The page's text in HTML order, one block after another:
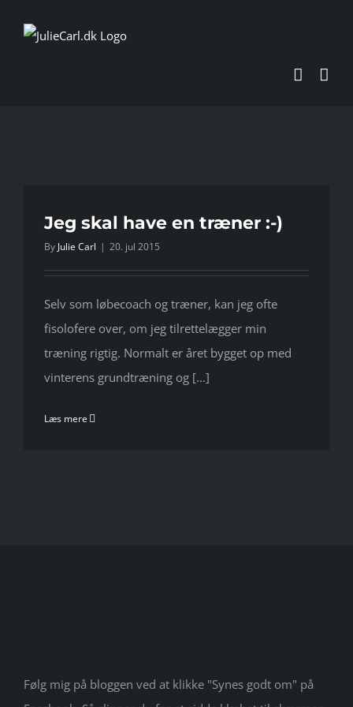
Jeg skal have en træner :-)
By Julie Carl | 20. jul 2015
Selv som løbecoach og træner, kan jeg ofte
fisolofere over, om jeg tilrettelægger min
træning rigtig. Normalt er året bygget op med
vinterens grundtræning og [...]
Læs mere
Følg mig på bloggen ved at klikke "Synes godt om" på